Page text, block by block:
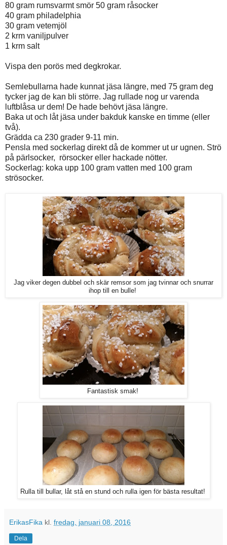
80 gram rumsvarmt smör 50 gram råsocker
40 gram philadelphia
30 gram vetemjöl
2 krm vaniljpulver
1 krm salt
Vispa den porös med degkrokar.
Semlebullarna hade kunnat jäsa längre, med 75 gram deg
tycker jag de kan bli större. Jag rullade nog ur varenda
luftblåsa ur dem! De hade behövt jäsa längre.
Baka ut och låt jäsa under bakduk kanske en timme (eller
två).
Grädda ca 230 grader 9-11 min.
Pensla med sockerlag direkt då de kommer ut ur ugnen. Strö
på pärlsocker, rörsocker eller hackade nötter.
Sockerlag: koka upp 100 gram vatten med 100 gram
strösocker.
Jag viker degen dubbel och skär remsor som jag tvinnar och snurrar
ihop till en bulle!
Fantastisk smak!
Rulla till bullar, låt stå en stund och rulla igen för bästa resultat!
ErikasFika kl. fredag, januari 08, 2016
Dela